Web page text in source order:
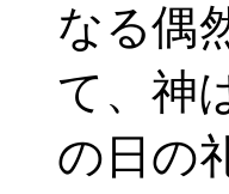
なる偶
て、神
の日の